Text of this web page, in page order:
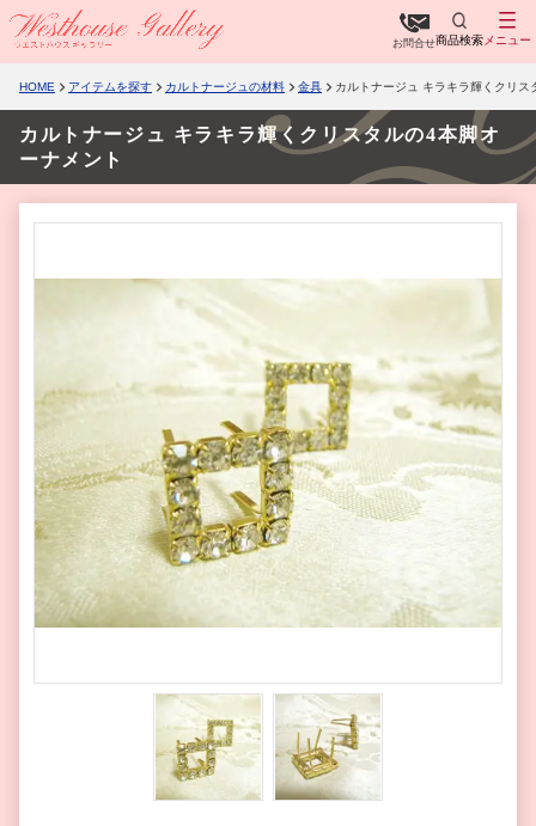
お問合せ商品検索 メニュー
HOME アイテムを探す カルトナージュの材料 金具 カルトナージュ キラキラ輝くクリス
カルトナージュ キラキラ輝くクリスタルの4本脚オ
ーナメント